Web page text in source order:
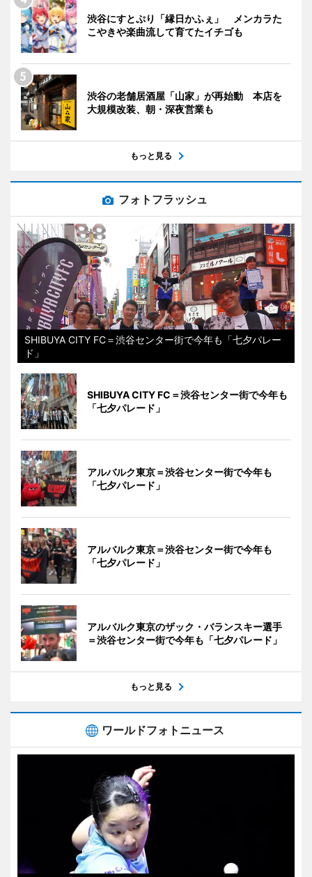
渋谷にすとぷり「縁日かふぇ」 メンカラた
こやきや楽曲流して育てたイチゴも
渋谷の老舗居酒屋「山家」が再始動 本店を
大規模改装、朝・深夜営業も
もっと見る
フォトフラッシュ
SHIBUYA CITY FC＝渋谷センター街で今年も「七夕パレー
ド」
SHIBUYA CITY FC＝渋谷センター街で今年も
「七夕パレード」
アルバルク東京＝渋谷センター街で今年も
「七夕パレード」
アルバルク東京＝渋谷センター街で今年も
「七夕パレード」
アルバルク東京のザック・バランスキー選手
＝渋谷センター街で今年も「七夕パレード」
もっと見る
ワールドフォトニュース